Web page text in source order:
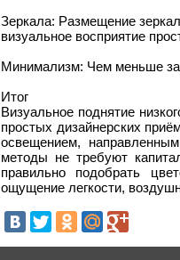
Зеркала: Размещение
визуальное восприятие
Минимализм: Чем меньше
Итог
Визуальное поднятие
простых дизайнерских
освещением,
методы не требуют
правильно подобрать
ощущение легкости,